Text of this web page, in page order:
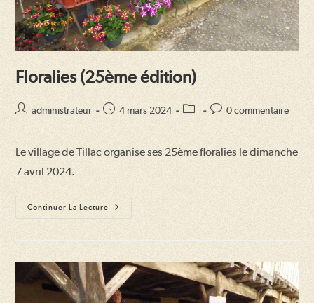
Floralies (25ème édition)
Auteur/autrice
publication :
administrateur
Publication
4 mars 2024
Post
Commentaires
publication :
0 commentaire
Le village de Tillac organise ses 25ème floralies le dimanche
7 avril 2024.
Continuer La Lecture
Floralies
(25ème